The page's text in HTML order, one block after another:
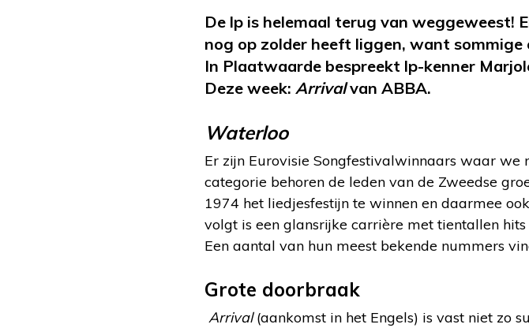
De lp is helemaal terug van weggeweest!
nog op zolder heeft liggen, want
In Plaatwaarde bespreekt lp-kenner
Deze week: Arrivalvan ABBA.
Waterloo
Er zijn Eurovisie Songfestivalwinnaars waar
categorie behoren de leden van de Zweedse
1974 het liedjesfestijn te winnen en daarmee
volgt is een glansrijke carrière met tientallen
Een aantal van hun meest bekende nummers
Grote doorbraak
Arrival(aankomst in het Engels) is vast niet zo